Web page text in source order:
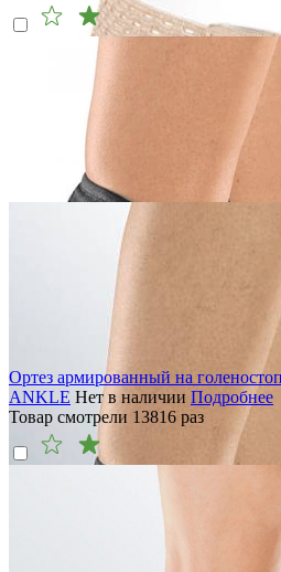
Ортез армированный на
ANKLE Нет в наличии Подробнее
Товар смотрели 13816 раз